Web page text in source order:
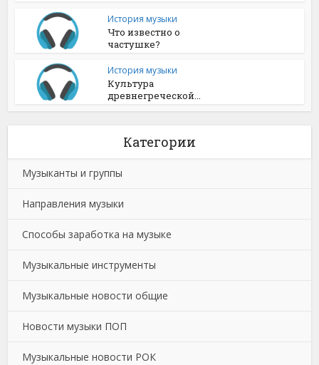
История музыки
Что известно о
частушке?
История музыки
Культура
древнегреческой...
Категории
Музыканты и группы
Направления музыки
Способы заработка на музыке
Музыкальные инструменты
Музыкальные новости общие
Новости музыки ПОП
Музыкальные новости РОК